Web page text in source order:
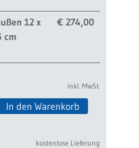
12 x
cm
€ 274,00
inkl. MwSt.
In den Warenkorb
kostenlose Lieferung